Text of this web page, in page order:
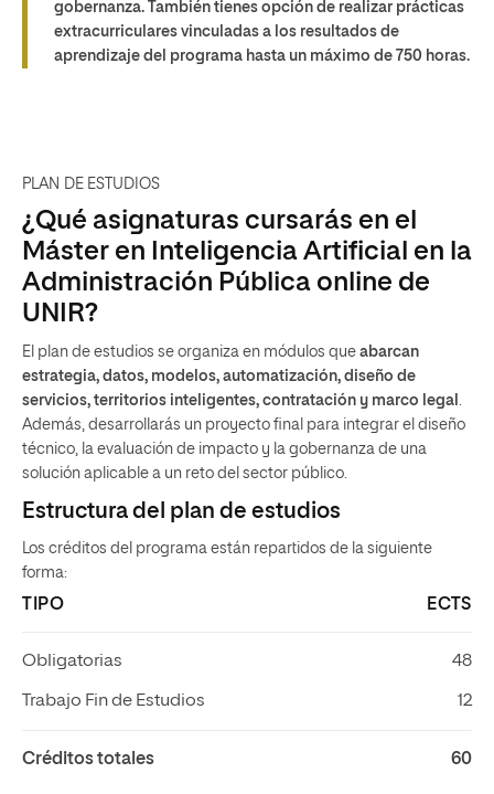
gobernanza. También tienes opción de realizar prácticas
extracurriculares vinculadas a los resultados de
aprendizaje del programa hasta un máximo de 750 horas.
PLAN DE ESTUDIOS
¿Qué asignaturas cursarás en el
Máster en Inteligencia Artificial en la
Administración Pública online de
UNIR?
El plan de estudios se organiza en módulos que abarcan
estrategia, datos, modelos, automatización, diseño de
servicios, territorios inteligentes, contratación y marco legal .
Además, desarrollarás un proyecto final para integrar el diseño
técnico, la evaluación de impacto y la gobernanza de una
solución aplicable a un reto del sector público.
Estructura del plan de estudios
Los créditos del programa están repartidos de la siguiente
forma:
TIPO ECTS
Obligatorias 48
Trabajo Fin de Estudios 12
Créditos totales 60